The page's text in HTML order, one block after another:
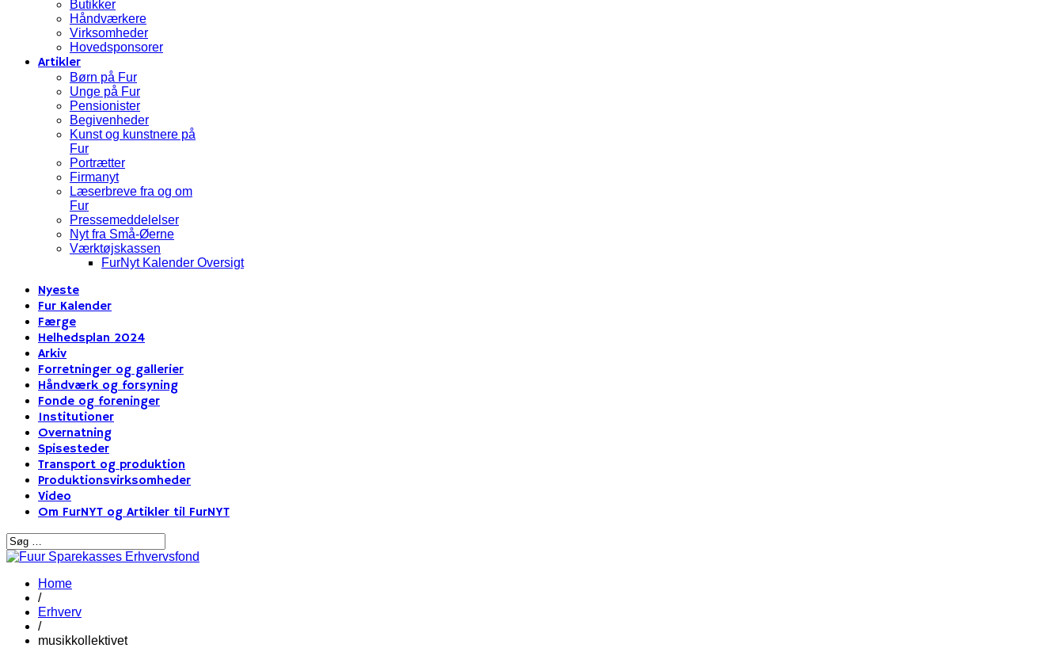
Butikker
Håndværkere
Virksomheder
Hovedsponsorer
Artikler
Børn på Fur
Unge på Fur
Pensionister
Begivenheder
Kunst og kunstnere på
Fur
Portrætter
Firmanyt
Læserbreve fra og om
Fur
Pressemeddelelser
Nyt fra Små-Øerne
Værktøjskassen
FurNyt Kalender Oversigt
Nyeste
Fur Kalender
Færge
Helhedsplan 2024
Arkiv
Forretninger og gallerier
Håndværk og forsyning
Fonde og foreninger
Institutioner
Overnatning
Spisesteder
Transport og produktion
Produktionsvirksomheder
Video
Om FurNYT og Artikler til FurNYT
Home
/
Erhverv
/
musikkollektivet